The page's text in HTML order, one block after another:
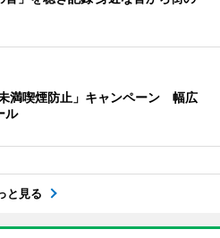
満喫煙防止」キャンペーン 幅広
ル
と見る